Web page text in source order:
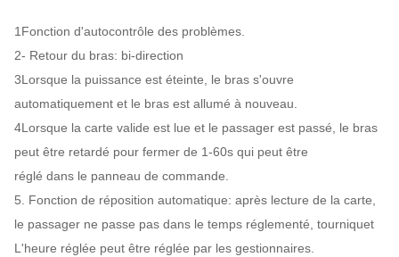
1Fonction d'autocontrôle des problèmes.
2- Retour du bras: bi-direction
3Lorsque la puissance est éteinte, le bras s'ouvre
automatiquement et le bras est allumé à nouveau.
4Lorsque la carte valide est lue et le passager est passé, le bras
peut être retardé pour fermer de 1-60s qui peut être
réglé dans le panneau de commande.
5. Fonction de réposition automatique: après lecture de la carte,
le passager ne passe pas dans le temps réglementé, tourniquet
L'heure réglée peut être réglée par les gestionnaires.